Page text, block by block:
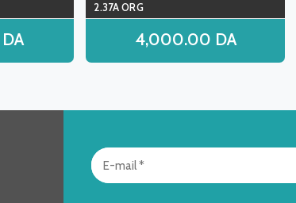
DA
2.37A ORG
4,000.00 DA